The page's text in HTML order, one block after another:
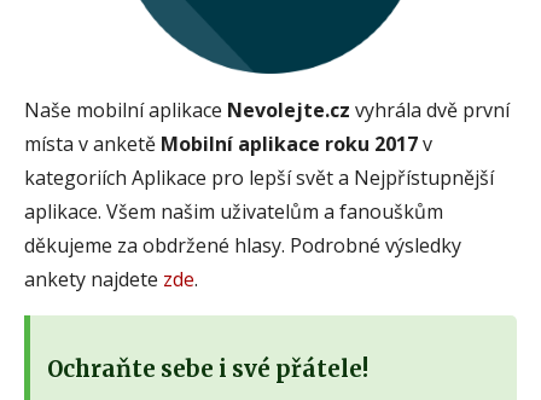
Naše mobilní aplikace Nevolejte.cz vyhrála dvě první
místa v anketě Mobilní aplikace roku 2017v
kategoriích Aplikace pro lepší svět a Nejpřístupnější
aplikace. Všem našim uživatelům a fanouškům
děkujeme za obdržené hlasy. Podrobné výsledky
ankety najdete zde.
Ochraňte sebe i své přátele!